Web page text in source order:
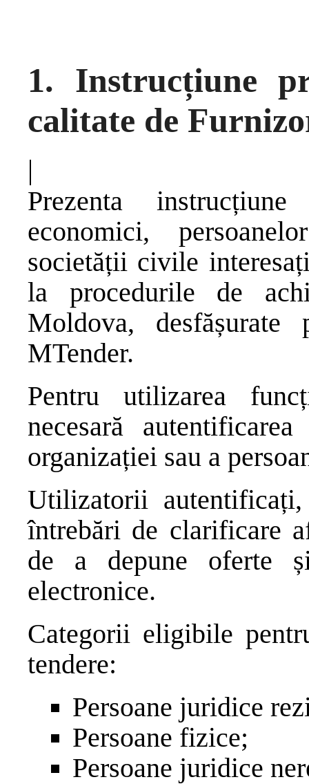
1. Instrucțiune
calitate de
|
Prezenta
economici,
societății civile
la procedurile de
Moldova,
MTender.
Pentru utilizarea
necesară
organizației sau a
Utilizatorii
întrebări de clarificare
de a depune oferte
electronice.
Categorii eligibile
tendere:
Persoane juridice
Persoane fizice;
Persoane juridice